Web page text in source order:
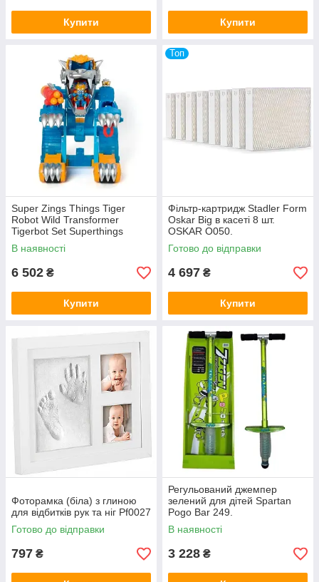
Купити Купити
Super Zings Things Tiger
Robot Wild Transformer
Tigerbot Set Superthings
Kazoom Energy Big Magicbox
8431618026434.
В наявності
6 502 ₴
Купити
Топ
Фільтр-картридж Stadler Form
Oskar Big в касеті 8 шт.
OSKAR O050.
Готово до відправки
4 697 ₴
Купити
Фоторамка (біла) з глиною
для відбитків рук та ніг Pf0027
Готово до відправки
797 ₴
Регульований джемпер
зелений для дітей Spartan
Pogo Bar 249.
В наявності
3 228 ₴